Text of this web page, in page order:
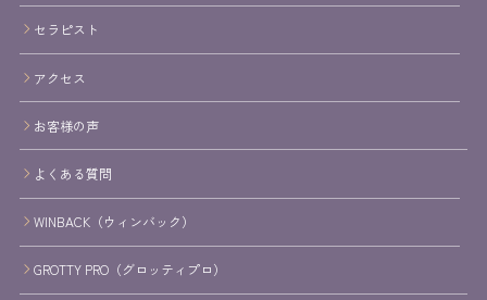
セラピスト
アクセス
お客様の声
よくある質問
WINBACK（ウィンバック）
GROTTY PRO（グロッティプロ）